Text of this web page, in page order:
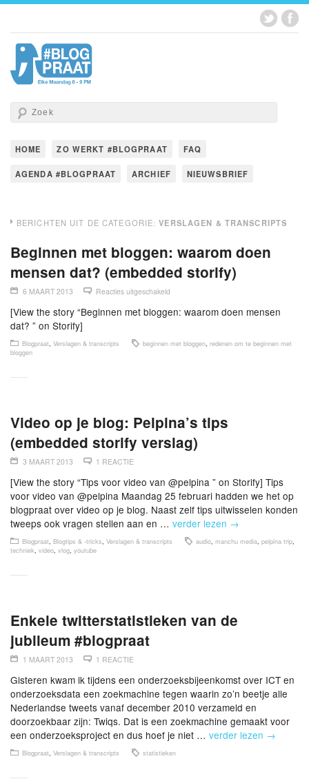
HOME ZO WERKT #BLOGPRAAT FAQ
AGENDA #BLOGPRAAT ARCHIEF NIEUWSBRIEF
BERICHTEN UIT DE CATEGORIE:VERSLAGEN & TRANSCRIPTS
Beginnen met bloggen: waarom doen
mensen dat? (embedded storify)
6 MAART 2013 Reacties uitgeschakeld
[View the story “Beginnen met bloggen: waarom doen mensen
dat? ” on Storify]
Blogpraat, Verslagen & transcripts beginnen met bloggen, redenen om te beginnen met
bloggen
Video op je blog: Pelpina’s tips
(embedded storify verslag)
3 MAART 2013 1 REACTIE
[View the story “Tips voor video van @pelpina ” on Storify] Tips
voor video van @pelpina Maandag 25 februari hadden we het op
blogpraat over video op je blog. Naast zelf tips uitwisselen konden
tweeps ook vragen stellen aan en … verder lezen →
Blogpraat, Blogtips & -tricks, Verslagen & transcripts audio, manchu media, pelpina trip,
techniek, video, vlog, youtube
Enkele twitterstatistieken van de
jubileum #blogpraat
1 MAART 2013 1 REACTIE
Gisteren kwam ik tijdens een onderzoeksbijeenkomst over ICT en
onderzoeksdata een zoekmachine tegen waarin zo’n beetje alle
Nederlandse tweets vanaf december 2010 verzameld en
doorzoekbaar zijn: Twiqs. Dat is een zoekmachine gemaakt voor
een onderzoeksproject en dus hoef je niet … verder lezen →
Blogpraat, Verslagen & transcripts statistieken